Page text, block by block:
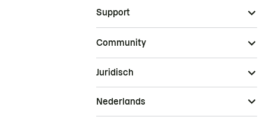
Support
Community
Juridisch
Nederlands